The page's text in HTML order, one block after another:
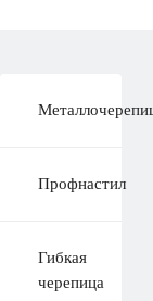
Профнастил
Гибкая
черепица